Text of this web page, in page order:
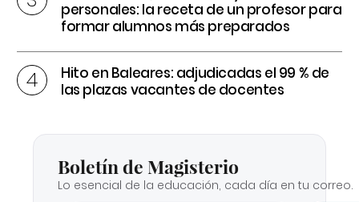
personales: la receta de un profesor para
formar alumnos más preparados
Hito en Baleares: adjudicadas el 99 % de
las plazas vacantes de docentes
Boletín de Magisterio
Lo esencial de la educación, cada día en tu correo.